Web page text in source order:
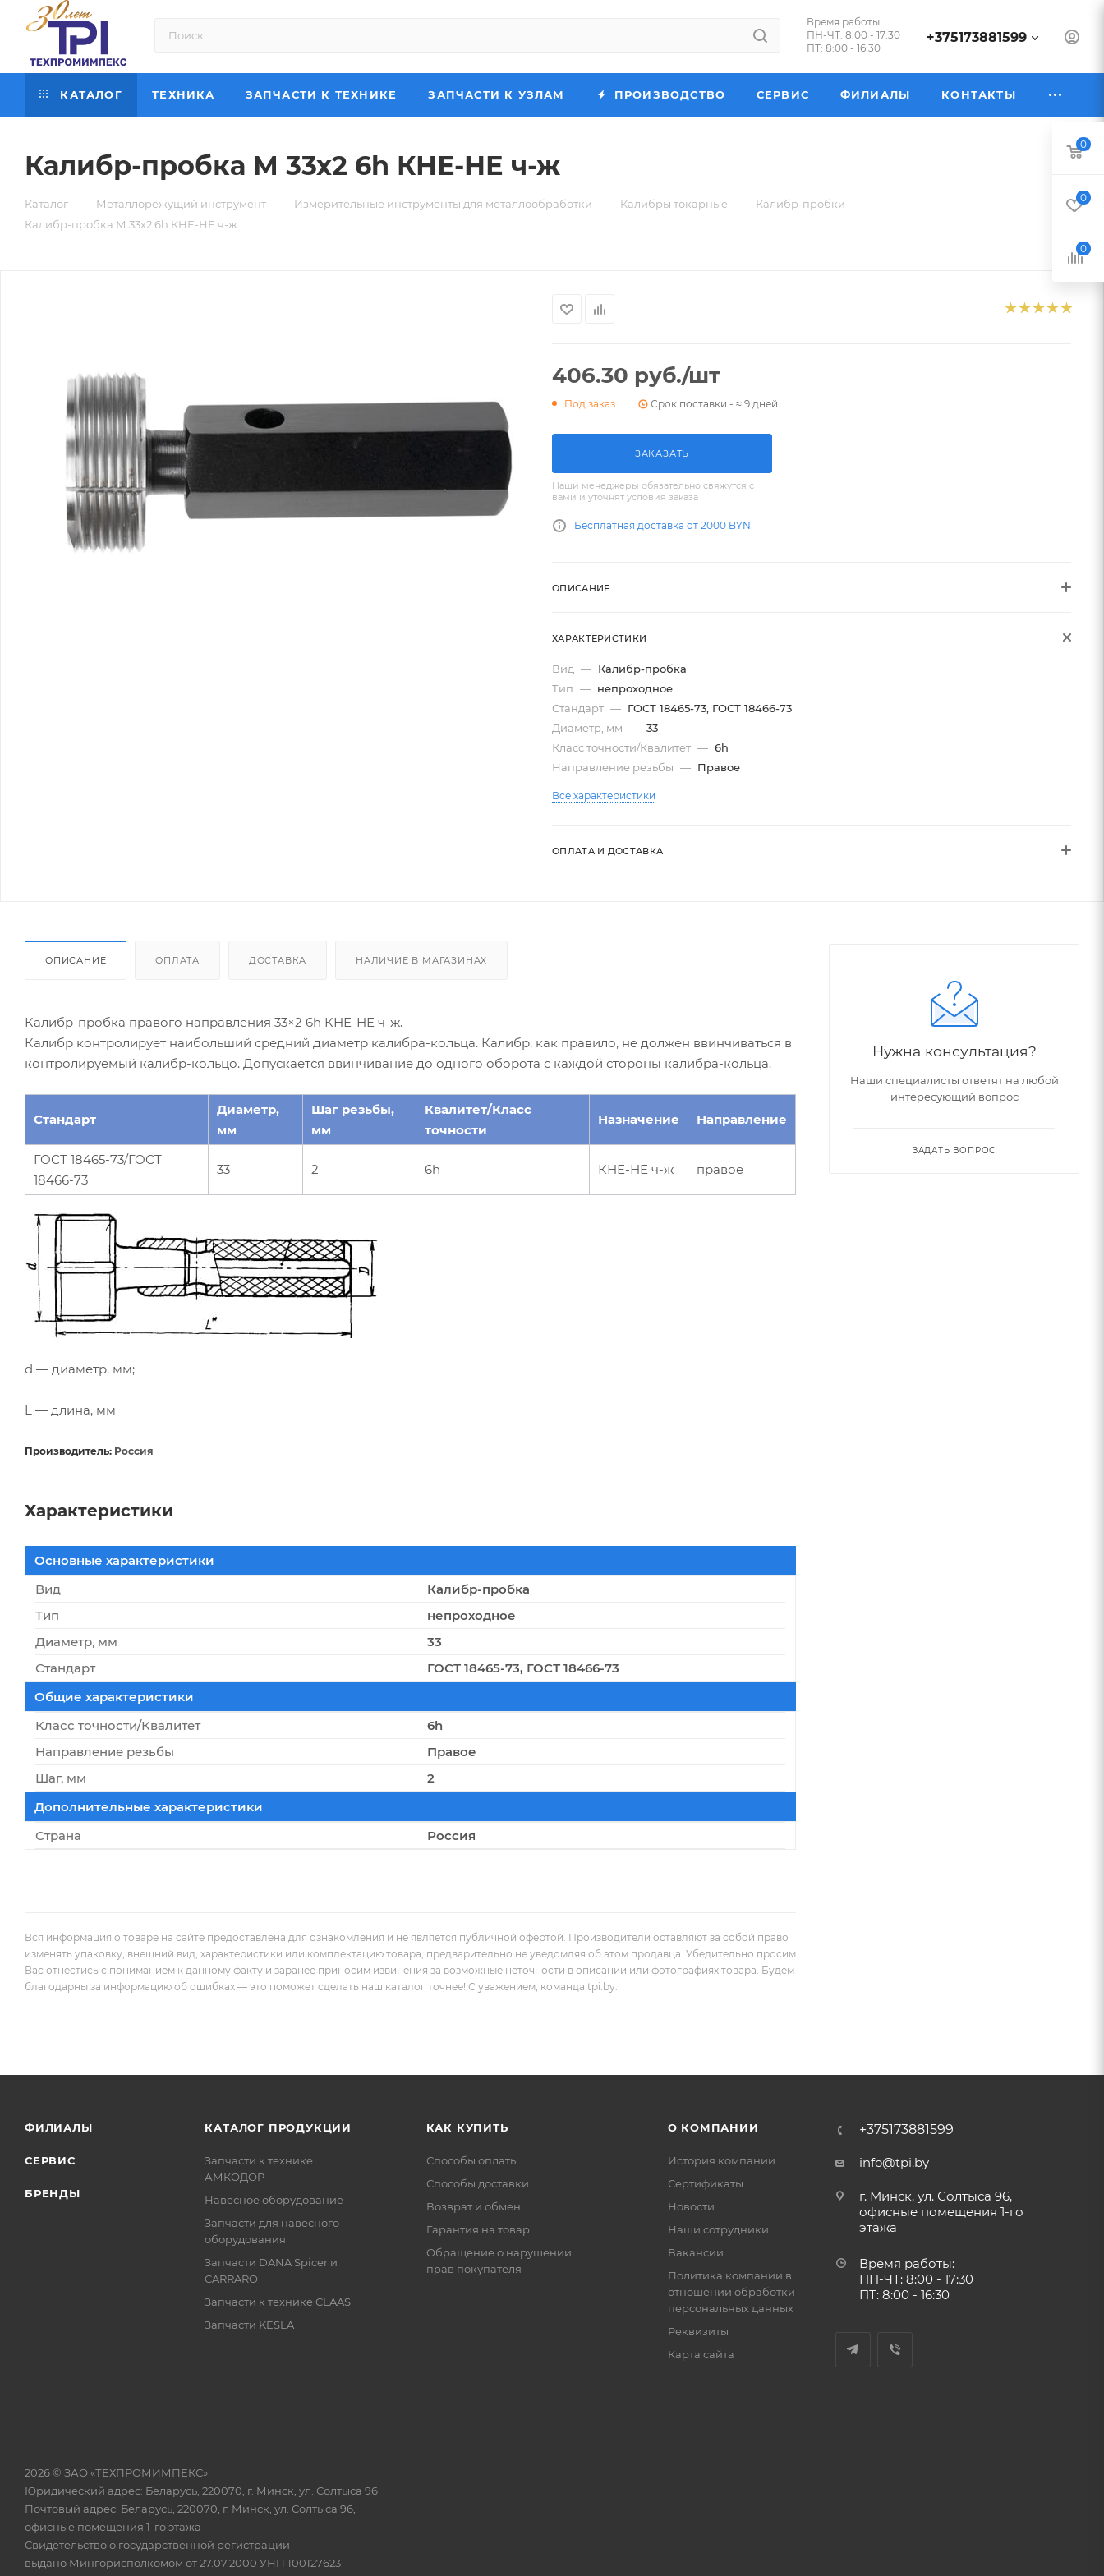
Время работы:
ПН-ЧТ: 8:00 - 17:30
ПТ: 8:00 - 16:30
+375173881599
КАТАЛОГ ТЕХНИКА ЗАПЧАСТИ К ТЕХНИКЕ ЗАПЧАСТИ К УЗЛАМ ПРОИЗВОДСТВО СЕРВИС ФИЛИАЛЫ КОНТАКТЫ
Калибр-пробка М 33х2 6h КНЕ-НЕ ч-ж
Каталог — Металлорежущий инструмент — Измерительные инструменты для металлообработки — Калибры токарные — Калибр-пробки —
Калибр-пробка М 33х2 6h КНЕ-НЕ ч-ж
406.30 руб./шт
Под заказ Срок поставки - ≈ 9 дней
ЗАКАЗАТЬ
Наши менеджеры обязательно свяжутся с
вами и уточнят условия заказа
Бесплатная доставка от 2000 BYN
ОПИСАНИЕ
ХАРАКТЕРИСТИКИ
Вид — Калибр-пробка
Тип — непроходное
Стандарт — ГОСТ 18465-73, ГОСТ 18466-73
Диаметр, мм — 33
Класс точности/Квалитет — 6h
Направление резьбы — Правое
Все характеристики
ОПЛАТА И ДОСТАВКА
ОПИСАНИЕ ОПЛАТА ДОСТАВКА НАЛИЧИЕ В МАГАЗИНАХ
Калибр-пробка правого направления 33×2 6h КНЕ-НЕ ч-ж.
Калибр контролирует наибольший средний диаметр калибра-кольца. Калибр, как правило, не должен ввинчиваться в
контролируемый калибр-кольцо. Допускается ввинчивание до одного оборота с каждой стороны калибра-кольца.
Стандарт
Диаметр,
мм
Шаг резьбы,
мм
Квалитет/Класс
точности
Назначение Направление
ГОСТ 18465-73/ГОСТ
18466-73
33 2 6h КНЕ-НЕ ч-ж правое
d — диаметр, мм;
L — длина, мм
Производитель: Россия
Характеристики
Основные характеристики
Вид
Калибр-пробка
Тип
непроходное
Диаметр, мм
33
Стандарт
ГОСТ 18465-73, ГОСТ 18466-73
Общие характеристики
Класс точности/Квалитет
6h
Направление резьбы
Правое
Шаг, мм
2
Дополнительные характеристики
Страна
Россия
Вся информация о товаре на сайте предоставлена для ознакомления и не является публичной офертой. Производители оставляют за собой право
изменять упаковку, внешний вид, характеристики или комплектацию товара, предварительно не уведомляя об этом продавца. Убедительно просим
Вас отнестись с пониманием к данному факту и заранее приносим извинения за возможные неточности в описании или фотографиях товара. Будем
благодарны за информацию об ошибках — это поможет сделать наш каталог точнее! С уважением, команда tpi.by.
Нужна консультация?
Наши специалисты ответят на любой
интересующий вопрос
ЗАДАТЬ ВОПРОС
ФИЛИАЛЫ
СЕРВИС
БРЕНДЫ
КАТАЛОГ ПРОДУКЦИИ
Запчасти к технике
АМКОДОР
Навесное оборудование
Запчасти для навесного
оборудования
Запчасти DANA Spicer и
CARRARO
Запчасти к технике CLAAS
Запчасти KESLA
КАК КУПИТЬ
Способы оплаты
Способы доставки
Возврат и обмен
Гарантия на товар
Обращение о нарушении
прав покупателя
О КОМПАНИИ
История компании
Сертификаты
Новости
Наши сотрудники
Вакансии
Политика компании в
отношении обработки
персональных данных
Реквизиты
Карта сайта
+375173881599
info@tpi.by
г. Минск, ул. Солтыса 96,
офисные помещения 1-го
этажа
Время работы:
ПН-ЧТ: 8:00 - 17:30
ПТ: 8:00 - 16:30
2026 © ЗАО «ТЕХПРОМИМПЕКС»
Юридический адрес: Беларусь, 220070, г. Минск, ул. Солтыса 96
Почтовый адрес: Беларусь, 220070, г. Минск, ул. Солтыса 96,
офисные помещения 1-го этажа
Свидетельство о государственной регистрации
выдано Мингорисполкомом от 27.07.2000 УНП 100127623
0
0
0